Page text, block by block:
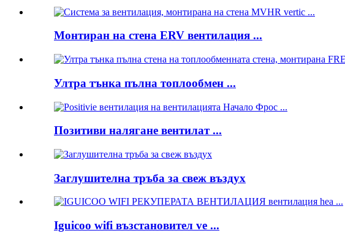
Монтиран на стена ERV вентилация ...
Ултра тънка пълна топлообмен ...
Позитиви налягане вентилат ...
Заглушителна тръба за свеж въздух
Iguicoo wifi възстановител ve ...